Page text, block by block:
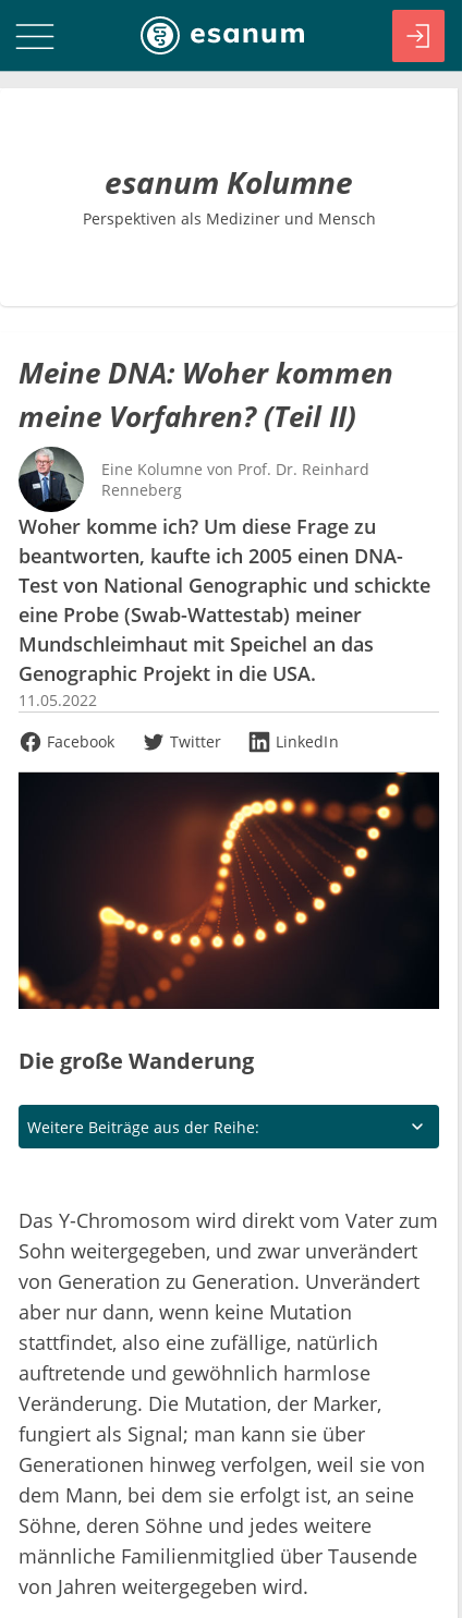
esanum Kolumne
Perspektiven als Mediziner und Mensch
Meine DNA: Woher kommen
meine Vorfahren? (Teil II)
Eine Kolumne von Prof. Dr. Reinhard
Renneberg
Woher komme ich? Um diese Frage zu
beantworten, kaufte ich 2005 einen DNA-
Test von National Genographic und schickte
eine Probe (Swab-Wattestab) meiner
Mundschleimhaut mit Speichel an das
Genographic Projekt in die USA.
11.05.2022
Facebook
Twitter LinkedIn
Die große Wanderung
Weitere Beiträge aus der Reihe:
Das Y-Chromosom wird direkt vom Vater zum
Sohn weitergegeben, und zwar unverändert
von Generation zu Generation. Unverändert
aber nur dann, wenn keine Mutation
stattfindet, also eine zufällige, natürlich
auftretende und gewöhnlich harmlose
Veränderung. Die Mutation, der Marker,
fungiert als Signal; man kann sie über
Generationen hinweg verfolgen, weil sie von
dem Mann, bei dem sie erfolgt ist, an seine
Söhne, deren Söhne und jedes weitere
männliche Familienmitglied über Tausende
von Jahren weitergegeben wird.